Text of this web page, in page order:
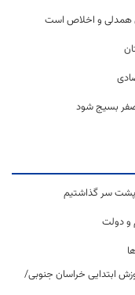
همدلی و اخلاص است
صفر بسیج شود
پشت سر گذاشتیم
و دولت
ابتدایی خراسان جنوبی/